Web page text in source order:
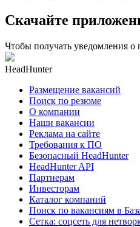
Скачайте
Чтобы получать уведомления
HeadHunter
Размещение вакансий
Поиск по резюме
О компании
Наши вакансии
Реклама на сайте
Требования к ПО
Безопасный HeadHunter
HeadHunter API
Партнерам
Инвесторам
Каталог компаний
Поиск по вакансиям в
Сетка: соцсеть для